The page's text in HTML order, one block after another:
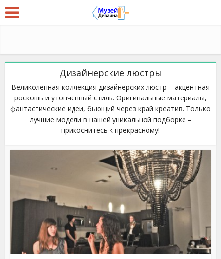
Дизайнерские люстры
Великолепная коллекция дизайнерских люстр – акцентная
роскошь и утончённый стиль. Оригинальные материалы,
фантастические идеи, бьющий через край креатив. Только
лучшие модели в нашей уникальной подборке –
прикоснитесь к прекрасному!